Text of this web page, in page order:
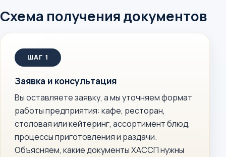
Схема получения документов
Заявка и консультация
Вы оставляете заявку, а мы уточняем формат
работы предприятия: кафе, ресторан,
столовая или кейтеринг, ассортимент блюд,
процессы приготовления и раздачи.
Объясняем, какие документы ХАССП нужны